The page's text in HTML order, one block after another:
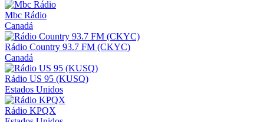
Mbc Rádio
Canadá
Rádio Country 93.7 FM (CKYC)
Canadá
Rádio US 95 (KUSQ)
Estados Unidos
Rádio KPQX